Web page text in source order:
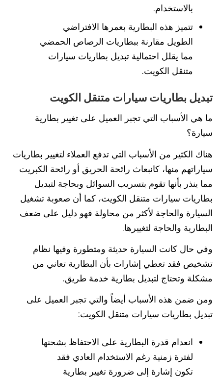
بالاستخدام.
تتميز هذه البطارية بعمرها الافتراضي
الطويل مقارنة ببطاريات الرصاص الحمضي
مما يقلل احتمالية تبديل بطاريات سيارات
متنقل الكويت.
تبديل بطاريات سيارات متنقل الكويت
ما هي الأسباب التي تجبر العميل على تغيير بطارية
سيارة؟
هناك الكثير من الأسباب التي تدفع العملاء لتغيير بطاريات
سياراتهم منها، كانبعاث رائحة الحريق أو رائحة الكبريت
مما ينذر بأنها تقوم بتسريب السوائل وبحاجة لتبديل
بطاريات سيارات متنقل الكويت، كما أن صعوبة تشغيل
السيارة والحاجة لأكثر من محاولة فهو دليل على ضعف
البطارية والحاجة لتغييرها.
وفي حال كانت السيارة حديثة ومتطورة وفيها نظام
تشخيص فقد تعطي إشارات بأن البطارية تعاني من
مشكلة وتحتاج لتبديل بطارية خدمة طريق.
ومن ضمن هذه الأسباب أيضاً والتي تجبر العميل على
تبديل بطاريات سيارات متنقل الكويت:
انعدام قدرة البطارية على الاحتفاظ بشحنها
لفترة زمنية رغم الاستخدام العادي فقد
تكون إشارة إلى ضرورة تغيير بطارية